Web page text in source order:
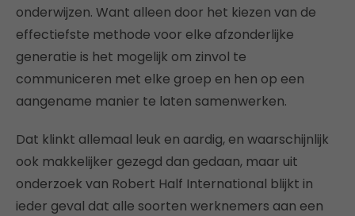
onderwijzen. Want alleen door het kiezen van de
effectiefste methode voor elke afzonderlijke
generatie is het mogelijk om zinvol te
communiceren met elke groep en hen op een
aangename manier te laten samenwerken.
Dat klinkt allemaal leuk en aardig, en waarschijnlijk
ook makkelijker gezegd dan gedaan, maar uit
onderzoek van Robert Half International blijkt in
ieder geval dat alle soorten werknemers aan een